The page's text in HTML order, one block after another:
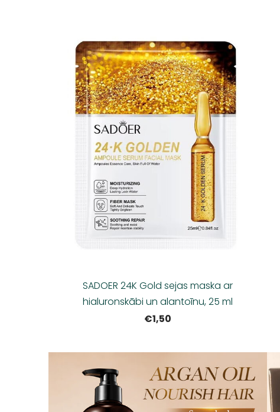
SADOER 24K Gold sejas maska ar
hialuronskābi un alantoīnu, 25 ml
€1,50